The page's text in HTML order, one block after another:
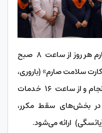
کلینیک‌های سلامت بیمارستان صارم هر روز از ساعت ۸ صبح
«کارت سلامت صارم» (باروری،
زنان، قلب و عروق، دندانپزشکی) انجام و از ساعت ۱۶ خدمات
در بخش‌های سقط مکرر،
ارائه می‌شود.